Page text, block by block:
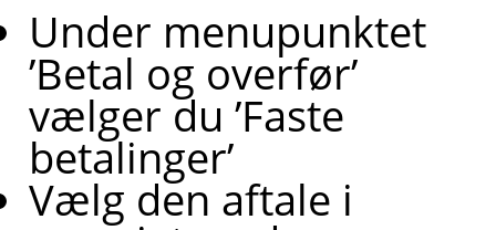
Under menupunktet
’Betal og overfør’
vælger du ’Faste
betalinger’
Vælg den aftale i